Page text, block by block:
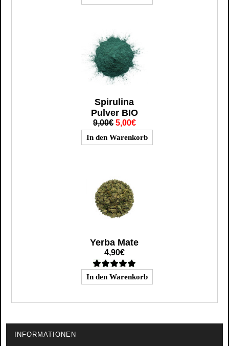
Spirulina
Pulver BIO
9,00€ 5,00€
Yerba Mate
4,90€
INFORMATIONEN